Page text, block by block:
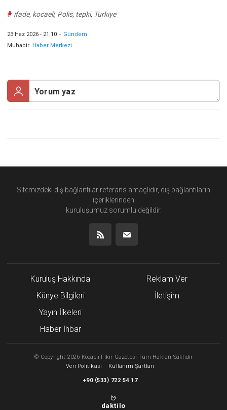
# ifade, kocaeli, Polis, tepki, Türkiye
23 Haz 2026 - 21:10 - Gündem
Muhabir
Haber Merkezi
Sitemizdeki dış bağlantılar referans amaçlıdır, dış bağlantıların
içeriklerinden
kuruluşumuz sorumlu değildir.
Kuruluş Hakkında
Künye Bilgileri
Yayın İlkeleri
Haber İhbar
Reklam Ver
İletişim
© Copyright 2026 Kocaeli Fikir Gazetesi Tüm Hakları Saklıdır
Veri Politikası
Kullanım Şartları
+90 (533) 722 54 17
daktilo